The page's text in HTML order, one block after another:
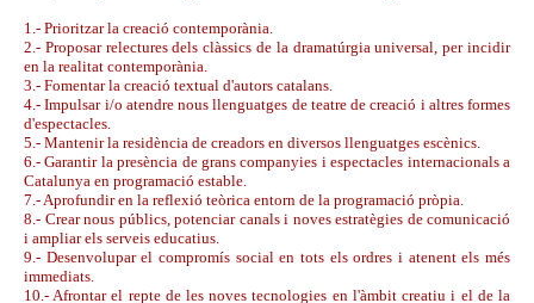
1.- Prioritzar la creació contemporània.
2.- Proposar relectures dels clàssics de la dramatúrgia universal, per incidir
en la realitat contemporània.
3.- Fomentar la creació textual d'autors catalans.
4.- Impulsar i/o atendre nous llenguatges de teatre de creació i altres formes
d'espectacles.
5.- Mantenir la residència de creadors en diversos llenguatges escènics.
6.- Garantir la presència de grans companyies i espectacles internacionals a
Catalunya en programació estable.
7.- Aprofundir en la reflexió teòrica entorn de la programació pròpia.
8.- Crear nous públics, potenciar canals i noves estratègies de comunicació
i ampliar els serveis educatius.
9.- Desenvolupar el compromís social en tots els ordres i atenent els més
immediats.
10.- Afrontar el repte de les noves tecnologies en l'àmbit creatiu i el de la